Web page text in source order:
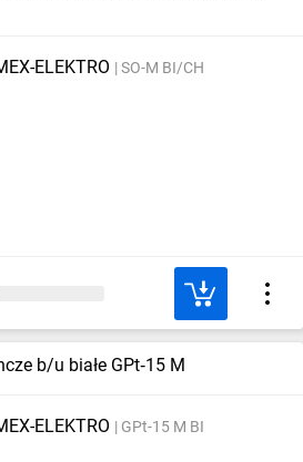
ELEKTRO SO-M BI/CH
b/u białe GPt‑15 M
ELEKTRO GPt-15 M BI